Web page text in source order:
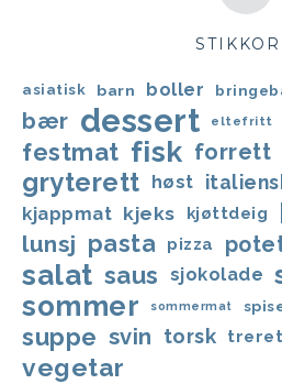
asiatisk barn boller
bær dessert eltefritt
festmat fisk forrett
gryterett høst
kjappmat kjeks kjøttdeig
lunsj pasta pizza
salat saus sjokolade
sommer sommermat
suppe svin torsk
vegetar